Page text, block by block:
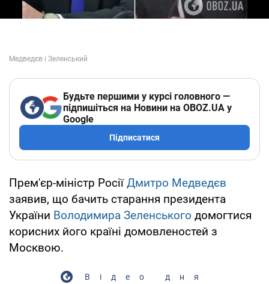
Будьте першими у курсі головного —
підпишіться на Новини на OBOZ.UA у
Google
Підписатися
Прем'єр-міністр РосіїДмитро Медведєв
заявив, що бачить старання президента
України Володимира Зеленського домогтися
корисних його країні домовленостей з
Москвою.
Відео дня